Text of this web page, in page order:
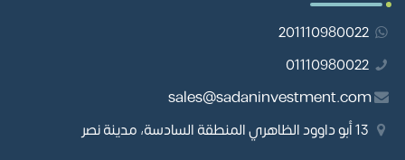
201110980022
01110980022
sales@sadaninvestment.com